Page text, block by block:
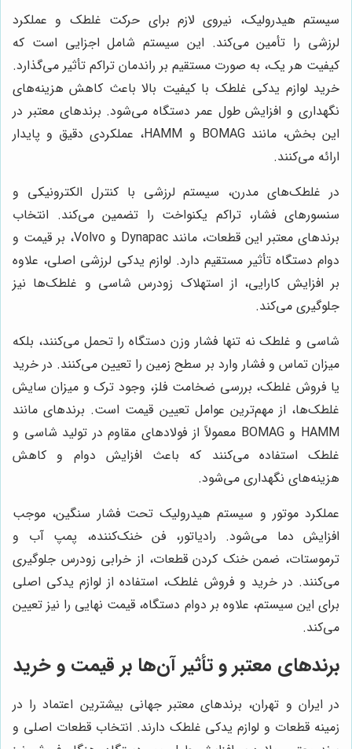
سیستم هیدرولیک، نیروی لازم برای حرکت غلطک و عملکرد
لرزشی را تأمین می‌کند. این سیستم شامل اجزایی است که
کیفیت هر یک، به صورت مستقیم بر راندمان تراکم تأثیر می‌گذارد.
خرید لوازم یدکی غلطک با کیفیت بالا باعث کاهش هزینه‌های
نگهداری و افزایش طول عمر دستگاه می‌شود. برندهای معتبر در
این بخش، مانند BOMAG و HAMM، عملکردی دقیق و پایدار
ارائه می‌کنند.
در غلطک‌های مدرن، سیستم لرزشی با کنترل الکترونیکی و
سنسورهای فشار، تراکم یکنواخت را تضمین می‌کند. انتخاب
برندهای معتبر این قطعات، مانند Dynapac و Volvo، بر قیمت و
دوام دستگاه تأثیر مستقیم دارد. لوازم یدکی لرزشی اصلی، علاوه
بر افزایش کارایی، از استهلاک زودرس شاسی و غلطک‌ها نیز
جلوگیری می‌کند.
شاسی و غلطک نه تنها فشار وزن دستگاه را تحمل می‌کنند، بلکه
میزان تماس و فشار وارد بر سطح زمین را تعیین می‌کنند. در خرید
یا فروش غلطک، بررسی ضخامت فلز، وجود ترک و میزان سایش
غلطک‌ها، از مهم‌ترین عوامل تعیین قیمت است. برندهای مانند
HAMM و BOMAG معمولاً از فولادهای مقاوم در تولید شاسی و
غلطک استفاده می‌کنند که باعث افزایش دوام و کاهش
هزینه‌های نگهداری می‌شود.
عملکرد موتور و سیستم هیدرولیک تحت فشار سنگین، موجب
افزایش دما می‌شود. رادیاتور، فن خنک‌کننده، پمپ آب و
ترموستات، ضمن خنک کردن قطعات، از خرابی زودرس جلوگیری
می‌کنند. در خرید و فروش غلطک، استفاده از لوازم یدکی اصلی
برای این سیستم، علاوه بر دوام دستگاه، قیمت نهایی را نیز تعیین
می‌کند.
برندهای معتبر و تأثیر آن‌ها بر قیمت و خرید
در ایران و تهران، برندهای معتبر جهانی بیشترین اعتماد را در
زمینه قطعات و لوازم یدکی غلطک دارند. انتخاب قطعات اصلی و